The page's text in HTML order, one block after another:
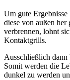
Um gute Ergebnisse
diese von außen
verbrennen, lohnt
Kontaktgrills.
Ausschließlich dann
Somit werden die
dunkel zu werden